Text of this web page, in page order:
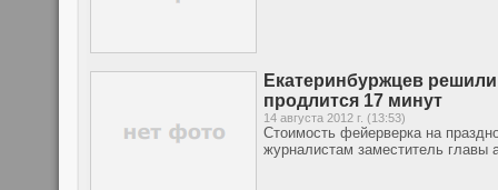
Екатеринбуржцев
продлится 17 минут
14 августа 2012 г. (13:53)
Стоимость фейерверка на
журналистам заместитель главы